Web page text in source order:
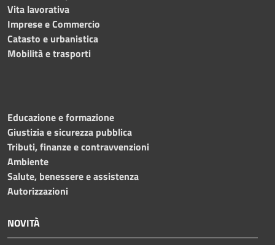
Vita lavorativa
Imprese e Commercio
Catasto e urbanistica
Mobilità e trasporti
Educazione e formazione
Giustizia e sicurezza pubblica
Tributi, finanze e contravvenzioni
Ambiente
Salute, benessere e assistenza
Autorizzazioni
NOVITÀ